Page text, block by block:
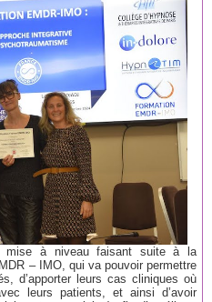
mise à niveau faisant suite à la
– IMO, qui va pouvoir permettre
d’apporter leurs cas cliniques où
leurs patients, et ainsi d’avoir